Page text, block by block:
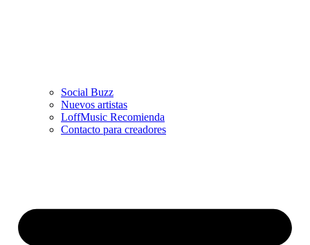
Social Buzz
Nuevos artistas
LoffMusic Recomienda
Contacto para creadores